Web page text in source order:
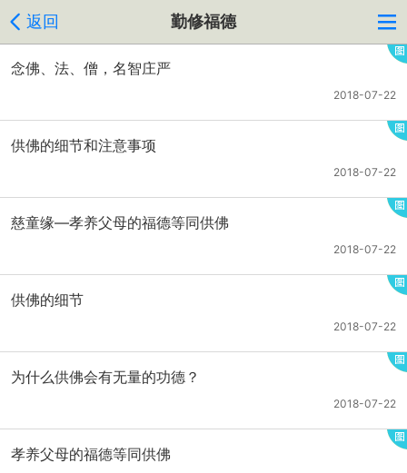
返回 勤修福德
念佛、法、僧，名智庄严
2018-07-22
供佛的细节和注意事项
2018-07-22
慈童缘—孝养父母的福德等同供佛
2018-07-22
供佛的细节
2018-07-22
为什么供佛会有无量的功德？
2018-07-22
孝养父母的福德等同供佛